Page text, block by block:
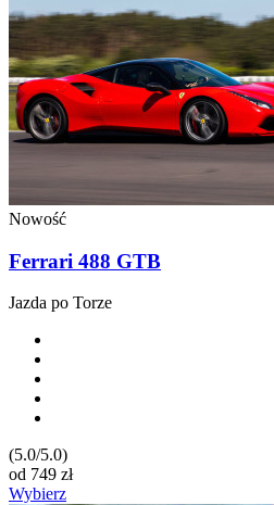
Nowość
Ferrari 488 GTB
Jazda po Torze
(5.0/5.0)
od 749 zł
Wybierz